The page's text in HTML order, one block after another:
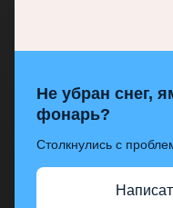
Не убран снег,
фонарь?
Столкнулись с